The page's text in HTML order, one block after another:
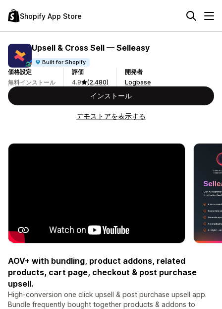
Shopify App Store
Upsell & Cross Sell — Selleasy
Built for Shopify
価格設定
無料インストール
評価
4.9
(2,480)
開発者
Logbase
インストール
デモストアを表示する
AOV+ with bundling, product addons, related
products, cart page, checkout & post purchase
upsell.
High-conversion one click upsell & post purchase upsell app.
Bundle frequently bought together products & addons to